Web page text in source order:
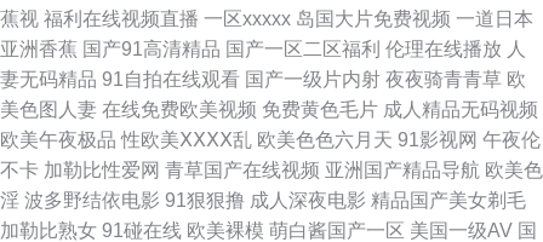
品综合 欧美色图综合网 色色午夜影院 抖阴蜜桃免费 韩国福利一区 狼友激情
网站 欧美色宗合 四虎性爱影院 亚洲色图图 91小视频性生活 超碰免费在线99
福利网址在线导航 久草免费网站 男人超碰 日韩黄色大片 无码一二三四区
91UU视频 91网站视频播放 A级岛国大片 豆花视频九一免费 黄色福利影院
蕉视 福利在线视频直播 一区xxxxx 岛国大片免费视频 一道日本
亚洲香蕉 国产91高清精品 国产一区二区福利 伦理在线播放 人
妻无码精品 91自拍在线观看 国产一级片内射 夜夜骑青青草 欧
美色图人妻 在线免费欧美视频 免费黄色毛片 成人精品无码视频
欧美午夜极品 性欧美ⅩⅩⅩⅩ乱 欧美色色六月天 91影视网 午夜伦
不卡 加勒比性爱网 青草国产在线视频 亚洲国产精品导航 欧美色
淫 波多野结依电影 91狠狠撸 成人深夜电影 精品国产美女剃毛
加勒比熟女 91碰在线 欧美裸模 萌白酱国产一区 美国一级AV 国